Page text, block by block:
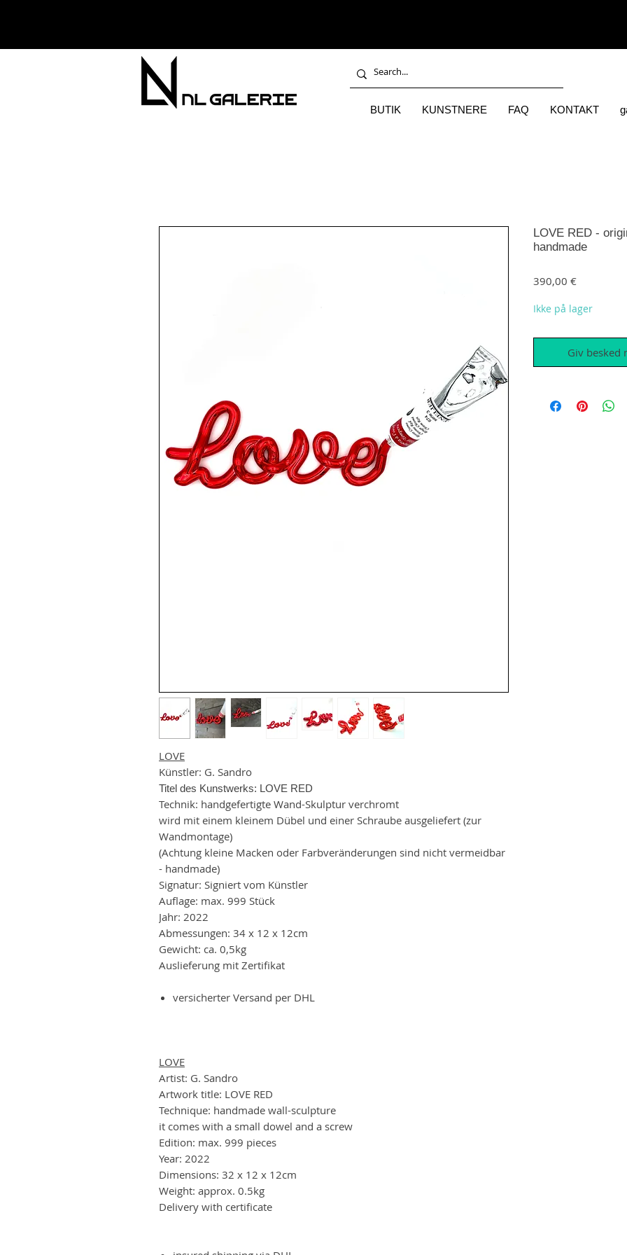
BUTIK KUNSTNERE FAQ KONTAKT
LOVE
Künstler: G. Sandro
Titel des Kunstwerks: LOVE RED
Technik: handgefertigte Wand-Skulptur verchromt
wird mit einem kleinem Dübel und einer Schraube ausgeliefert (zur
Wandmontage)
(Achtung kleine Macken oder Farbveränderungen sind nicht vermeidbar
- handmade)
Signatur: Signiert vom Künstler
Auflage: max. 999 Stück
Jahr: 2022
Abmessungen: 34 x 12 x 12cm
Gewicht: ca. 0,5kg
Auslieferung mit Zertifikat
versicherter Versand per DHL
LOVE
Artist: G. Sandro
Artwork title: LOVE RED
Technique: handmade wall-sculpture
it comes with a small dowel and a screw
Edition: max. 999 pieces
Year: 2022
Dimensions: 32 x 12 x 12cm
Weight: approx. 0.5kg
Delivery with certificate
LOVE RED -
handmade
390,00 €Pris
Ikke på lager
Giv besked